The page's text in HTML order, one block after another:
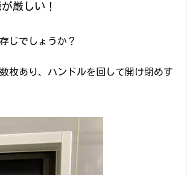
厳しい！
じでしょうか？
枚あり、ハンドルを回して開け閉めす